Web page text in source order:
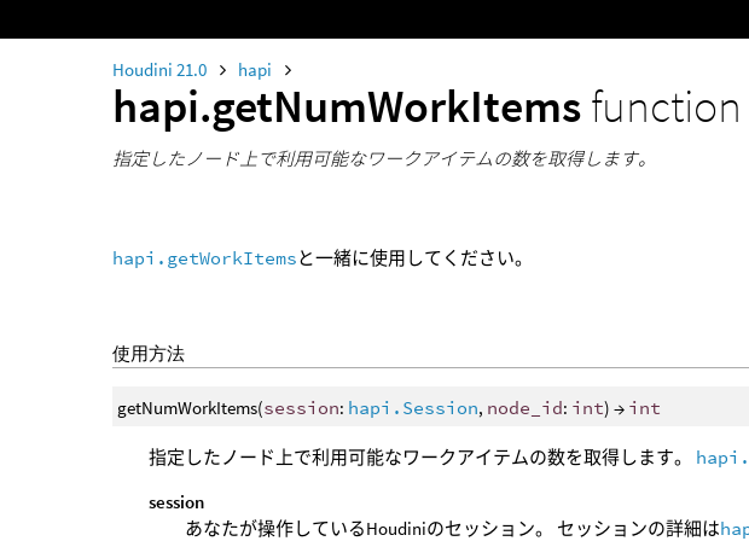
Houdini 21.0 hapi
hapi.getNumWorkItemsfunction
指定したノード上で利用可能なワークアイテムの数を取得します。
hapi.getWorkItemsと一緒に使用してください。
使用方法
getNumWorkItems(session: hapi.Session, node_id: int) → int
指定したノード上で利用可能なワークアイテムの数を取得します。
session
あなたが操作しているHoudiniのセッション。 セッションの詳細は